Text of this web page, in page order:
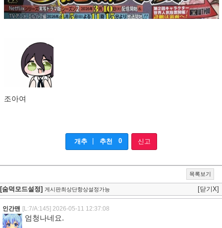
조아여
개추 추천 0 신고
목록보기
[숨덕모드설정] 게시판최상단항상설정가능 [닫기X]
인간맨 [L:7/A:145] 2026-05-11 12:37:08
엄청나네요.